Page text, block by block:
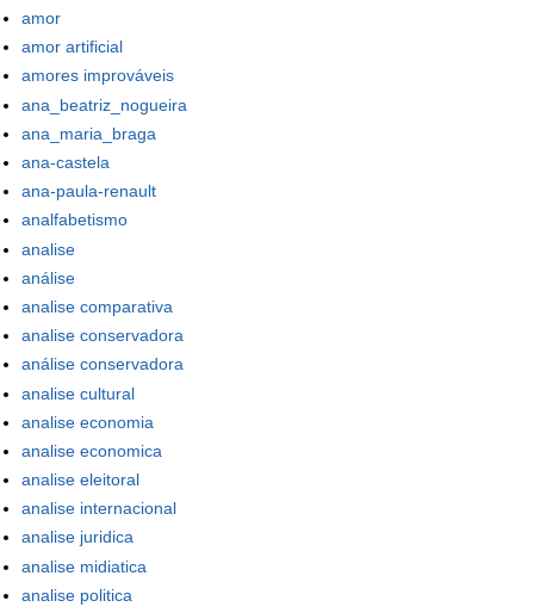
amor
amor artificial
amores improváveis
ana_beatriz_nogueira
ana_maria_braga
ana-castela
ana-paula-renault
analfabetismo
analise
análise
analise comparativa
analise conservadora
análise conservadora
analise cultural
analise economia
analise economica
analise eleitoral
analise internacional
analise juridica
analise midiatica
analise politica